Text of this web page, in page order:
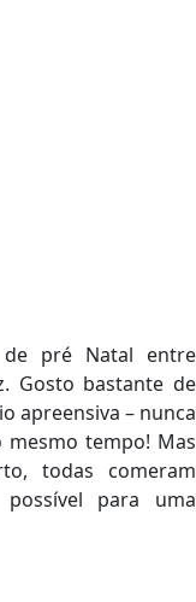
pré Natal entre
Gosto bastante de
apreensiva – nunca
tempo! Mas
todas comeram
para uma